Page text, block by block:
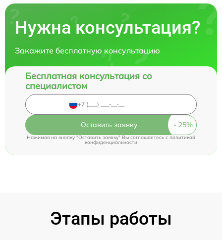
Нужна консультация?
Закажите бесплатную консультацию
Бесплатная консультация со
специалистом
Оставить заявку
Нажимая на кнопку "Оставить заявку" Вы соглашаетесь cполитикой
конфиденциальности
Этапы работы